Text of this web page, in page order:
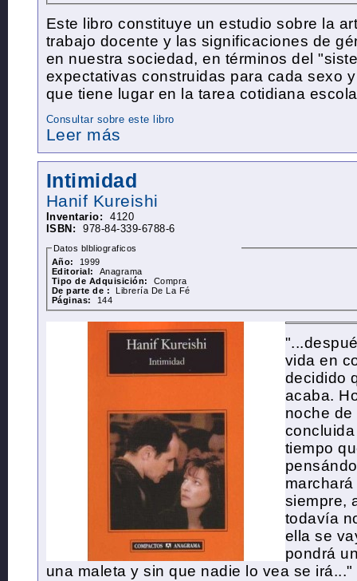
Este libro constituye un estudio sobre la
trabajo docente y las significaciones de
en nuestra sociedad, en términos del
expectativas construidas para cada sexo
que tiene lugar en la tarea cotidiana
Consultar sobre este libro
Leer más
Intimidad
Hanif Kureishi
Inventario:
4120
ISBN:
978-84-339-6788-6
Datos blbliograficos
Año:
1999
Editorial:
Anagrama
Tipo de Adquisición:
Compra
De parte de :
Librería De La Fé
Páginas:
144
vida en
decidido
acaba.
noche
tiempo
siempre,
todavía
ella se
pondrá
una maleta y sin que nadie lo vea se irá..."